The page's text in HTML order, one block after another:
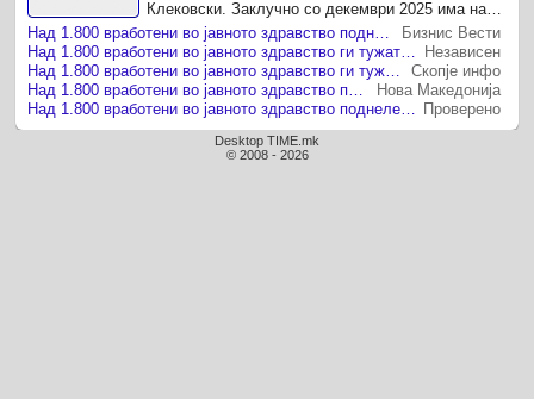
Клековски. Заклучно со декември 2025 има над
1.800 вработени кои водат судски спорови ...
Бизнис Вести
Независен
Скопје инфо
Нова Македонија
Проверено
Desktop TIME.mk
© 2008 - 2026